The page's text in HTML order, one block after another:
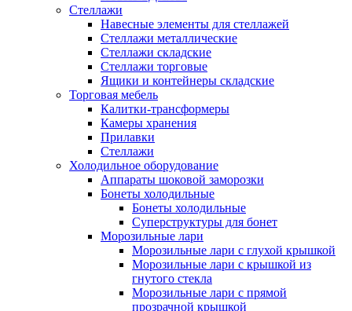
Стеллажи
Навесные элементы для стеллажей
Стеллажи металлические
Стеллажи складские
Стеллажи торговые
Ящики и контейнеры складские
Торговая мебель
Калитки-трансформеры
Камеры хранения
Прилавки
Стеллажи
Холодильное оборудование
Аппараты шоковой заморозки
Бонеты холодильные
Бонеты холодильные
Суперструктуры для бонет
Морозильные лари
Морозильные лари с глухой крышкой
Морозильные лари с крышкой из
гнутого стекла
Морозильные лари с прямой
прозрачной крышкой